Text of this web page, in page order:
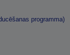
programma)